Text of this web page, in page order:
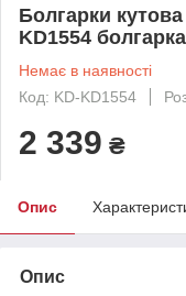
Болгарки
KD1554
Немає в наявності
Код: KD-KD1554
2 339 ₴
Опис
Опис